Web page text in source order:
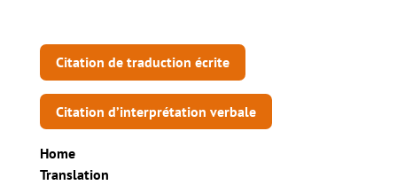
Citation de traduction écrite
Citation d’interprétation verbale
Home
Translation